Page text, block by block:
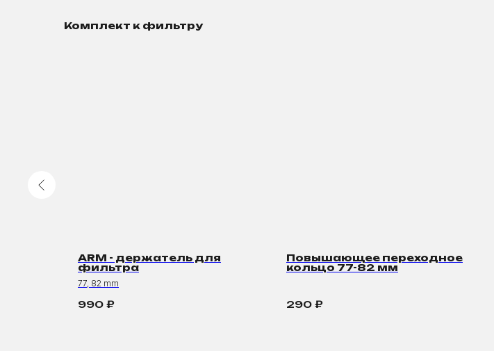
Комплект к фильтру
ARM - держатель для
фильтра
77, 82 mm
990 ₽
Повышающее переходное
кольцо 77-82 мм
290 ₽